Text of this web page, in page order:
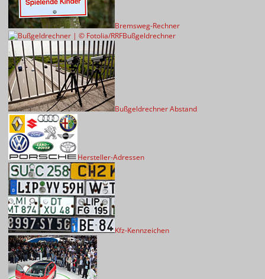
Bremsweg-Rechner
Bußgeldrechner
Bußgeldrechner Abstand
Hersteller-Adressen
Kfz-Kennzeichen